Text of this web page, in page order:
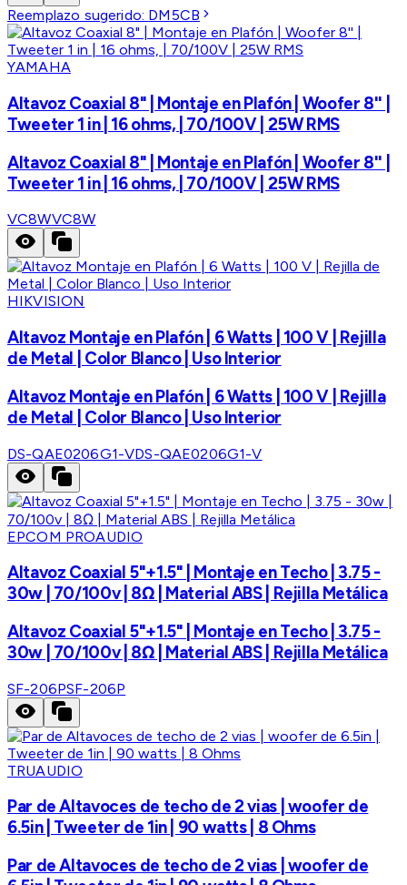
Reemplazo sugerido: DM5CB
YAMAHA
Altavoz Coaxial 8" | Montaje en Plafón | Woofer 8'' |
Tweeter 1 in | 16 ohms, | 70/100V | 25W RMS
Altavoz Coaxial 8" | Montaje en Plafón | Woofer 8'' |
Tweeter 1 in | 16 ohms, | 70/100V | 25W RMS
VC8WVC8W
HIKVISION
Altavoz Montaje en Plafón | 6 Watts | 100 V | Rejilla
de Metal | Color Blanco | Uso Interior
Altavoz Montaje en Plafón | 6 Watts | 100 V | Rejilla
de Metal | Color Blanco | Uso Interior
DS-QAE0206G1-VDS-QAE0206G1-V
EPCOM PROAUDIO
Altavoz Coaxial 5"+1.5" | Montaje en Techo | 3.75 -
30w | 70/100v | 8Ω | Material ABS | Rejilla Metálica
Altavoz Coaxial 5"+1.5" | Montaje en Techo | 3.75 -
30w | 70/100v | 8Ω | Material ABS | Rejilla Metálica
SF-206PSF-206P
TRUAUDIO
Par de Altavoces de techo de 2 vias | woofer de
6.5in | Tweeter de 1in | 90 watts | 8 Ohms
Par de Altavoces de techo de 2 vias | woofer de